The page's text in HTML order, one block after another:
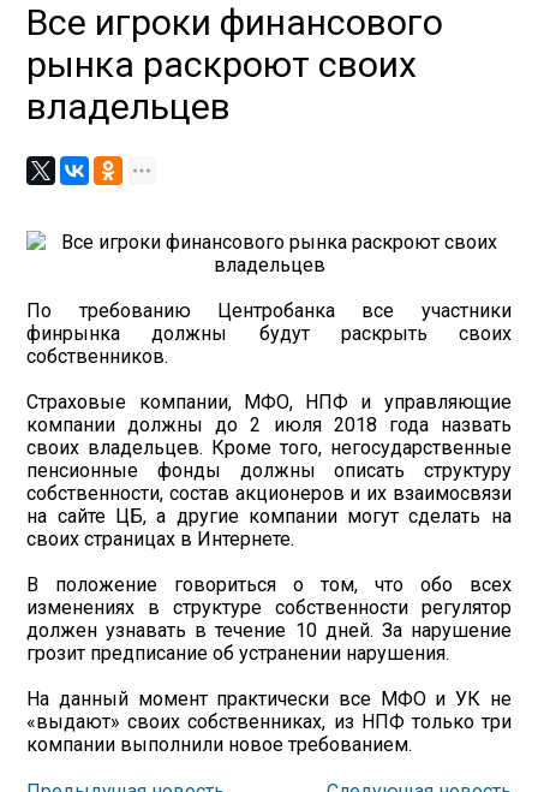
​Все игроки финансового
рынка раскроют своих
владельцев
По требованию Центробанка все участники
финрынка должны будут раскрыть своих
собственников.
Страховые компании, МФО, НПФ и управляющие
компании должны до 2 июля 2018 года назвать
своих владельцев. Кроме того, негосударственные
пенсионные фонды должны описать структуру
собственности, состав акционеров и их взаимосвязи
на сайте ЦБ, а другие компании могут сделать на
своих страницах в Интернете.
В положение говориться о том, что обо всех
изменениях в структуре собственности регулятор
должен узнавать в течение 10 дней. За нарушение
грозит предписание об устранении нарушения.
На данный момент практически все МФО и УК не
«выдают» своих собственниках, из НПФ только три
компании выполнили новое требованием.